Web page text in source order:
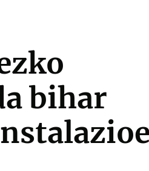
bihar